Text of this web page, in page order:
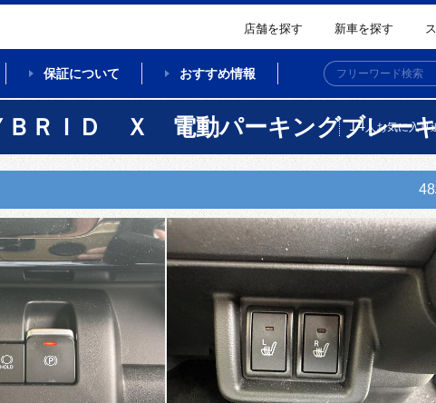
店舗を探す 新車を探す
保証について おすすめ情報
ＢＲＩＤ Ｘ 電動パーキングブレー
14人 お気に入り